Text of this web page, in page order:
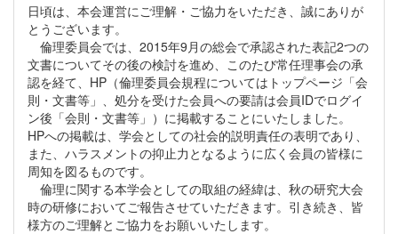
日頃は、本会運営にご理解・ご協力をいただき、誠にありが
とうございます。
倫理委員会では、2015年9月の総会で承認された表記2つの
文書についてその後の検討を進め、このたび常任理事会の承
認を経て、HP（倫理委員会規程についてはトップページ「会
則・文書等」、処分を受けた会員への要請は会員IDでログイ
ン後「会則・文書等」）に掲載することにいたしました。
HPへの掲載は、学会としての社会的説明責任の表明であり、
また、ハラスメントの抑止力となるように広く会員の皆様に
周知を図るものです。
倫理に関する本学会としての取組の経緯は、秋の研究大会
時の研修においてご報告させていただきます。引き続き、皆
様方のご理解とご協力をお願いいたします。